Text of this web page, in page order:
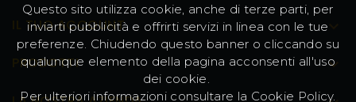
IL TUO ACCOUNT 
PRODOTTI 
Questo sito utilizza cookie, anche di terze parti, per
inviarti pubblicità e offrirti servizi in linea con le tue
preferenze. Chiudendo questo banner o cliccando su
qualunque elemento della pagina acconsenti all'uso
dei cookie.
Per ulteriori informazioni consultare la Cookie Policy.